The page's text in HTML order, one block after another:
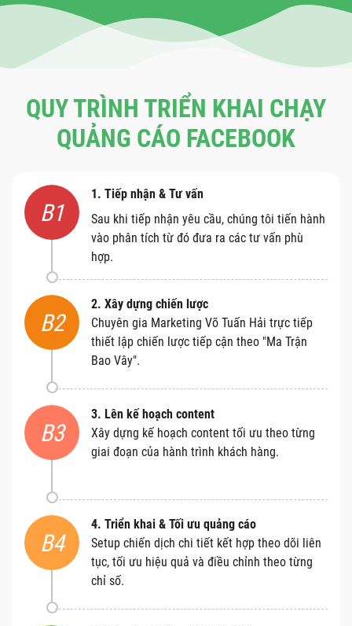
QUY TRÌNH TRIỂN KHAI CHẠY
QUẢNG CÁO FACEBOOK
B1
1. Tiếp nhận & Tư vấn
Sau khi tiếp nhận yêu cầu, chúng tôi tiến hành
vào phân tích từ đó đưa ra các tư vấn phù
hợp.
B2
2. Xây dựng chiến lược
Chuyên gia Marketing Võ Tuấn Hải trực tiếp
thiết lập chiến lược tiếp cận theo "Ma Trận
Bao Vây".
B3
3. Lên kế hoạch content
Xây dựng kế hoạch content tối ưu theo từng
giai đoạn của hành trình khách hàng.
B4
4. Triển khai & Tối ưu quảng cáo
Setup chiến dịch chi tiết kết hợp theo dõi liên
tục, tối ưu hiệu quả và điều chỉnh theo từng
chỉ số.